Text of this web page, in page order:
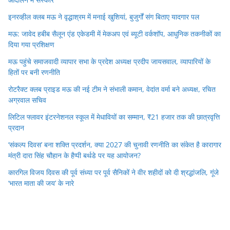
इनरव्हील क्लब मऊ ने वृद्धाश्रम में मनाई खुशियां, बुजुर्गों संग बिताए यादगार पल
मऊ: जावेद हबीब सैलून एंड एकेडमी में मेकअप एवं ब्यूटी वर्कशॉप, आधुनिक तकनीकों का
दिया गया प्रशिक्षण
मऊ पहुंचे समाजवादी व्यापार सभा के प्रदेश अध्यक्ष प्रदीप जायसवाल, व्यापारियों के
हितों पर बनी रणनीति
रोटरैक्ट क्लब प्राइड मऊ की नई टीम ने संभाली कमान, वेदांत वर्मा बने अध्यक्ष, रचित
अग्रवाल सचिव
लिटिल फ्लावर इंटरनेशनल स्कूल में मेधावियों का सम्मान, ₹21 हजार तक की छात्रवृत्ति
प्रदान
‘संकल्प दिवस’ बना शक्ति प्रदर्शन, क्या 2027 की चुनावी रणनीति का संकेत है कारागार
मंत्री दारा सिंह चौहान के हैप्पी बर्थडे पर यह आयोजन?
कारगिल विजय दिवस की पूर्व संध्या पर पूर्व सैनिकों ने वीर शहीदों को दी श्रद्धांजलि, गूंजे
‘भारत माता की जय’ के नारे